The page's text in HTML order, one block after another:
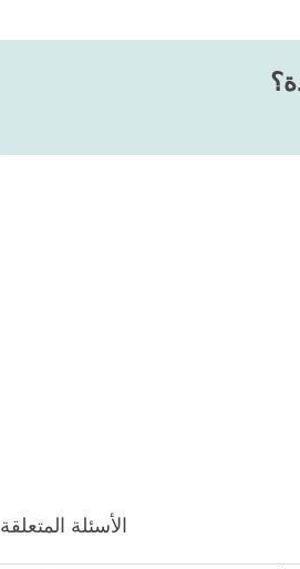
الأسئلة المتعلقة